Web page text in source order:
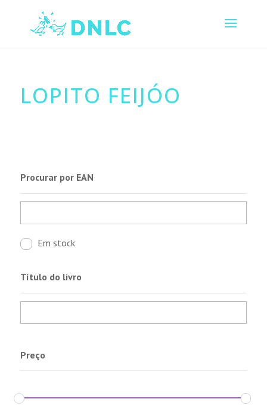
LOPITO FEIJÓO
Procurar por EAN
Em stock
Título do livro
Preço